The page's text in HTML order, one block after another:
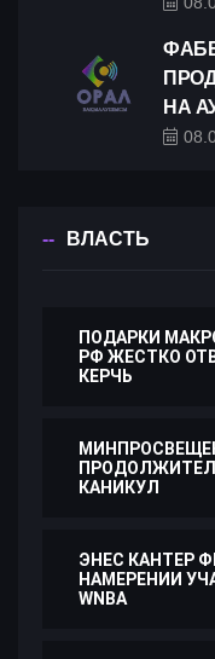
НА
ВЛАСТЬ
ПОДАРКИ
РФ ЖЕСТКО
КЕРЧЬ
КАНИКУЛ
ЭНЕС КАНТЕР
НАМЕРЕНИИ
WNBA